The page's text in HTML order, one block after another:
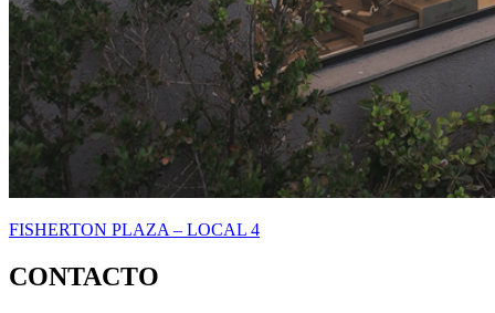
FISHERTON PLAZA – LOCAL 4
CONTACTO